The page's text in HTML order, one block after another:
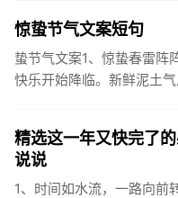
惊蛰节气文案短句
蛰节气文案1、惊蛰春雷阵
快乐开始降临。新鲜泥土
精选这一年又快完了
说说
1、时间如水流，一路向前